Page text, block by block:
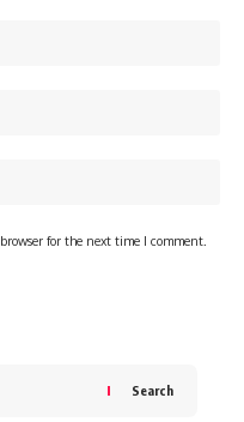
for the next time I comment.
Search